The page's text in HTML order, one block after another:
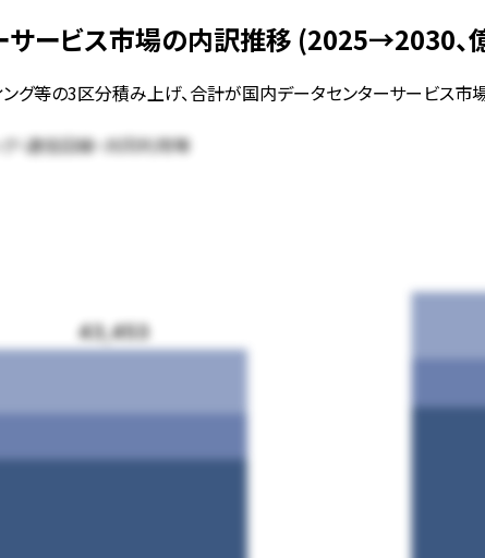
サービス市場の内訳推移 (2025→2030、
ング等の3区分積み上げ、合計が国内データセンターサービス
・通信回線・共同利用等
43,453